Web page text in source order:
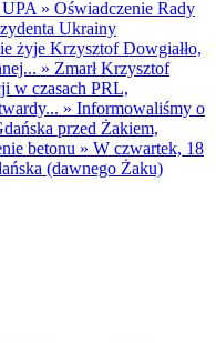
» Oświadczenie Rady
Ukrainy
żyje Krzysztof Dowgiałło,
» Zmarł Krzysztof
w czasach PRL,
» Informowaliśmy o
przed Żakiem,
betonu » W czwartek, 18
(dawnego Żaku)